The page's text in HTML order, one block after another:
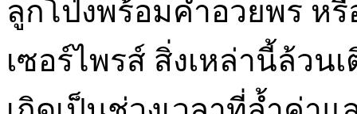
ลูกโป่งพร้อมคำอวยพร ห
เซอร์ไพรส์ สิ่งเหล่านี้ล้วน